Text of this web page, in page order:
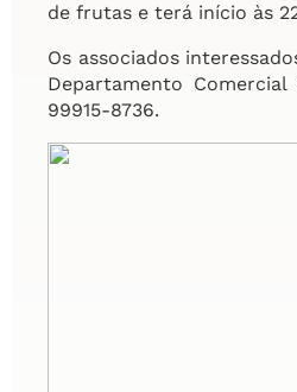
de frutas e terá início às
Os associados
Departamento
99915-8736.